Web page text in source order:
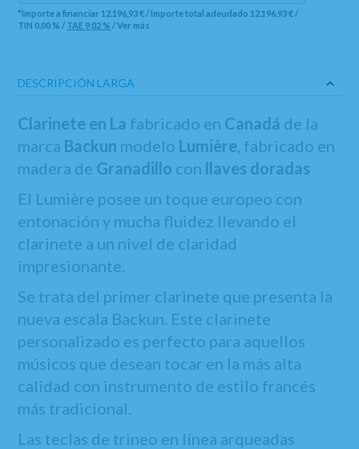
*Importe a financiar 12.196,93 €/ Importe total adeudado 12.196,93 €/
TIN 0,00 % / TAE 9,02 % /Ver más
DESCRIPCIÓN LARGA
Clarinete en La fabricado en Canadá de la
marca Backun modelo Lumière, fabricado en
madera de Granadillo con llaves doradas
El Lumière posee un toque europeo con
entonación y mucha fluidez llevando el
clarinete a un nivel de claridad
impresionante.
Se trata del primer clarinete que presenta la
nueva escala Backun. Este clarinete
personalizado es perfecto para aquellos
músicos que desean tocar en la más alta
calidad con instrumento de estilo francés
más tradicional.
Las teclas de trineo en línea arqueadas